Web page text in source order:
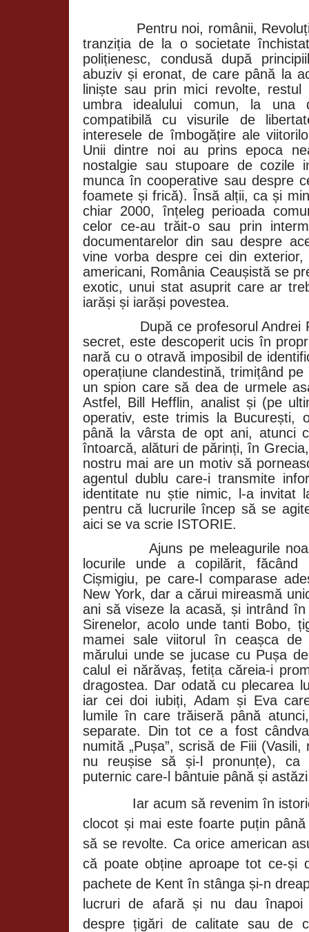
Pentru noi, românii,
tranziția de la o societate
polițienesc, condusă după
abuziv și eronat, de care până la
liniște sau prin mici revolte,
umbra idealului comun, la una
compatibilă cu visurile de
interesele de îmbogățire ale
Unii dintre noi au prins epoca
nostalgie sau stupoare de cozile
munca în cooperative sau despre
foamete și frică). Însă alții, ca și
chiar 2000, înțeleg perioada
celor ce-au trăit-o sau prin
documentarelor din sau despre
vine vorba despre cei din
americani, România Ceaușistă se
exotic, unui stat asuprit care ar
iarăși și iarăși povestea.
După ce profesorul Andrei
secret, este descoperit ucis în
nară cu o otravă imposibil de
operațiune clandestină, trimițând
un spion care să dea de urmele
Astfel, Bill Hefflin, analist și (pe
operativ, este trimis la București,
până la vârsta de opt ani, atunci
întoarcă, alături de părinți, în
nostru mai are un motiv să
agentul dublu care-i transmite
identitate nu știe nimic, l-a invitat
pentru că lucrurile încep să se
aici se va scrie ISTORIE.
Ajuns pe meleagurile
locurile unde a copilărit,
Cișmigiu, pe care-l comparase
New York, dar a cărui mireasmă
ani să viseze la acasă, și intrând
Sirenelor, acolo unde tanti Bobo,
mamei sale viitorul în ceașca
mărului unde se jucase cu Pușa
calul ei nărăvaș, fetița căreia-i
dragostea. Dar odată cu plecarea
iar cei doi iubiți, Adam și Eva
lumile în care trăiseră până
separate. Din tot ce a fost
numită „Pușa”, scrisă de Fiii
nu reușise să și-l pronunțe), ca
puternic care-l bântuie până și
Iar acum să revenim în
clocot și mai este foarte puțin
să se revolte. Ca orice american
că poate obține aproape tot ce-și
pachete de Kent în stânga și-n
lucruri de afară și nu dau înapoi
despre țigări de calitate sau de